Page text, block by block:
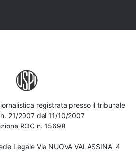
registrata presso il tribunale
21/2007 del 11/10/2007
ROC n. 15698
Legale Via NUOVA VALASSINA, 4